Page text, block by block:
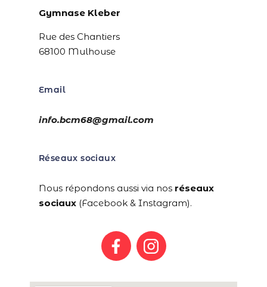
Gymnase Kleber
Rue des Chantiers
68100 Mulhouse
Email
info.bcm68@gmail.com
Réseaux sociaux
Nous répondons aussi via nos réseaux
sociaux (Facebook & Instagram).